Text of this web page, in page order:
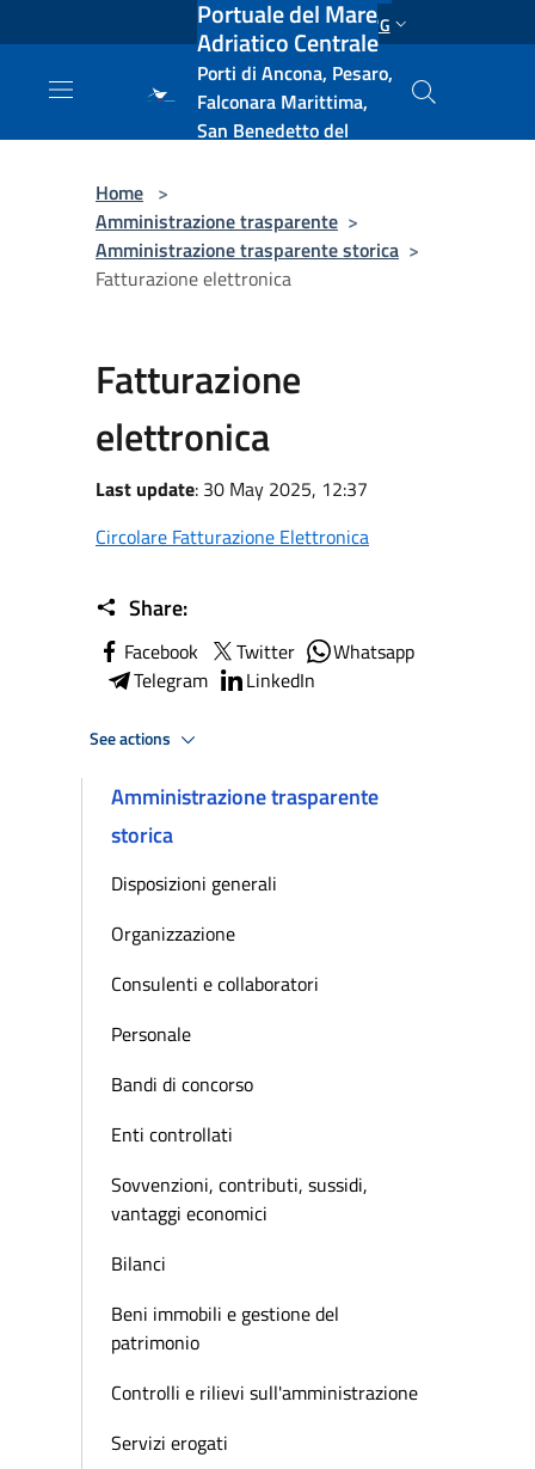
Salta al contenuto principale ENG
Portuale del Mare
Adriatico Centrale
Porti di Ancona, Pesaro,
Falconara Marittima,
San Benedetto del
Home >
Amministrazione trasparente >
Amministrazione trasparente storica >
Fatturazione elettronica
Fatturazione
elettronica
Last update: 30 May 2025, 12:37
Circolare Fatturazione Elettronica
Share:
Facebook Twitter
Whatsapp
Telegram
LinkedIn
See actions
Amministrazione trasparente
storica
Disposizioni generali
Organizzazione
Consulenti e collaboratori
Personale
Bandi di concorso
Enti controllati
Sovvenzioni, contributi, sussidi,
vantaggi economici
Bilanci
Beni immobili e gestione del
patrimonio
Controlli e rilievi sull'amministrazione
Servizi erogati